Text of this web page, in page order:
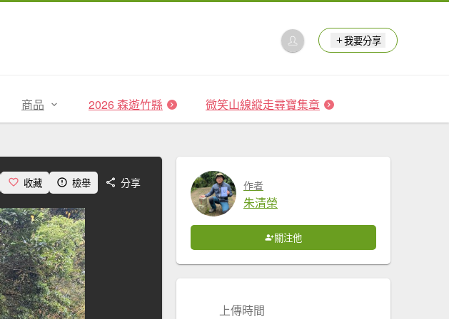
我要分享
商品 2026 森遊竹縣 微笑山線縱走尋寶集章
收藏 檢舉 分享 作者
朱清榮
關注他
上傳時間